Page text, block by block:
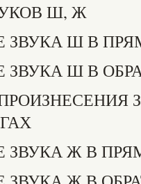
Ш, Ж
ЗВУКА Ш В
ЗВУКА Ш В
ЗВУКА Ж В